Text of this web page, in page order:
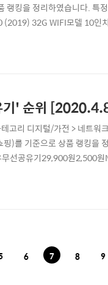
랭킹을 정리하였습니다.
32G WIFI모델 10인
기22020 NEW 모델 아이
기' 순위
고리 디지털/가전 > 네트워
)를 기준으로 상품 랭킹을
선공유기29,900원2,500
럼 강하고 빠르게24,900
6 7 8 9